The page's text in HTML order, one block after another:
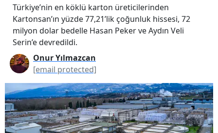
Türkiye’nin en köklü karton üreticilerinden
Kartonsan’ın yüzde 77,21’lik çoğunluk hissesi, 72
milyon dolar bedelle Hasan Peker ve Aydın Veli
Serin’e devredildi.
Onur Yılmazcan
[email protected]